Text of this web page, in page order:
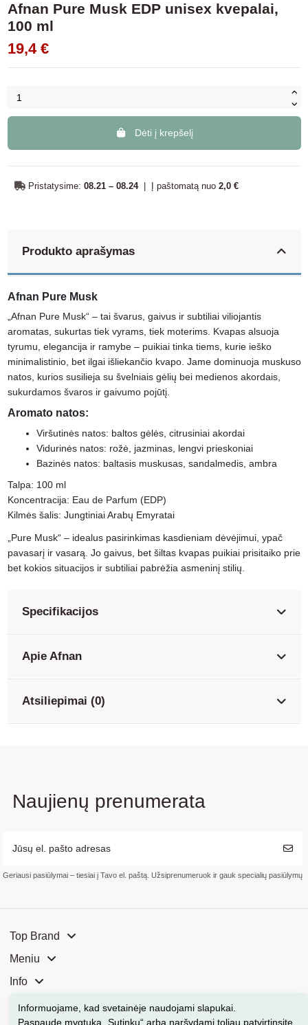
Afnan Pure Musk EDP unisex kvepalai,
100 ml
19,4 €
Dėti į krepšelį
Pristatysime: 08.21 – 08.24 | Į paštomatą nuo 2,0 €
Produkto aprašymas
Afnan Pure Musk
„Afnan Pure Musk“ – tai švarus, gaivus ir subtiliai viliojantis
aromatas, sukurtas tiek vyrams, tiek moterims. Kvapas alsuoja
tyrumu, elegancija ir ramybe – puikiai tinka tiems, kurie ieško
minimalistinio, bet ilgai išliekančio kvapo. Jame dominuoja muskuso
natos, kurios susilieja su švelniais gėlių bei medienos akordais,
sukurdamos švaros ir gaivumo pojūtį.
Aromato natos:
Viršutinės natos: baltos gėlės, citrusiniai akordai
Vidurinės natos: rožė, jazminas, lengvi prieskoniai
Bazinės natos: baltasis muskusas, sandalmedis, ambra
Talpa: 100 ml
Koncentracija: Eau de Parfum (EDP)
Kilmės šalis: Jungtiniai Arabų Emyratai
„Pure Musk“ – idealus pasirinkimas kasdieniam dėvėjimui, ypač
pavasarį ir vasarą. Jo gaivus, bet šiltas kvapas puikiai prisitaiko prie
bet kokios situacijos ir subtiliai pabrėžia asmeninį stilių.
Specifikacijos
Apie Afnan
Atsiliepimai (0)
Naujienų prenumerata
Geriausi pasiūlymai – tiesiai į Tavo el. paštą. Užsiprenumeruok ir gauk specialių pasiūlymų
Top Brand
Meniu
Info
Mūsų parduotuvės
Informuojame, kad svetainėje naudojami slapukai
Paspaudę mygtuką „Sutinku“ arba naršydami toliau patvirtinsite